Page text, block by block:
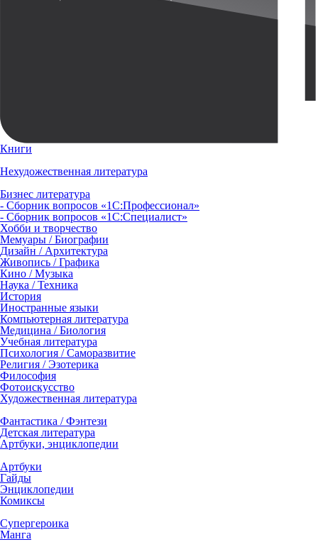
Книги
Нехудожественная литература
Бизнес литература
- Сборник вопросов «1С:Профессионал»
- Сборник вопросов «1С:Специалист»
Хобби и творчество
Мемуары / Биографии
Дизайн / Архитектура
Живопись / Графика
Кино / Музыка
Наука / Техника
История
Иностранные языки
Компьютерная литература
Медицина / Биология
Учебная литература
Психология / Саморазвитие
Религия / Эзотерика
Философия
Фотоискусство
Художественная литература
Фантастика / Фэнтези
Детская литература
Артбуки, энциклопедии
Артбуки
Гайды
Энциклопедии
Комиксы
Супергероика
Манга